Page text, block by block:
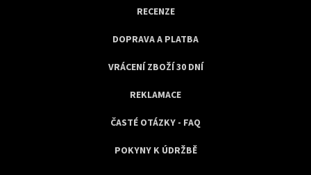
RECENZE
DOPRAVA A PLATBA
VRÁCENÍ ZBOŽÍ 30 DNÍ
REKLAMACE
ČASTÉ OTÁZKY - FAQ
POKYNY K ÚDRŽBĚ